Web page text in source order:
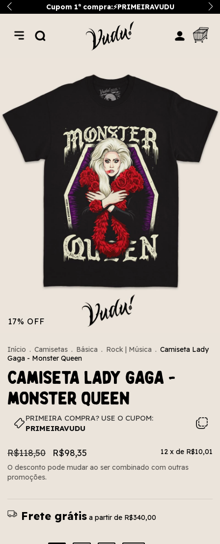
Cupom 1ª compra:⚡PRIMEIRAVUDU
17% OFF
Início . Camisetas . Básica . Rock | Música . Camiseta Lady
Gaga - Monster Queen
Camiseta Lady Gaga -
Monster Queen
PRIMEIRA COMPRA? USE O CUPOM:
PRIMEIRAVUDU
R$118,50 R$98,35 12 x de R$10,01
O desconto pode mudar ao ser combinado com outras
promoções.
Frete grátis a partir de R$340,00